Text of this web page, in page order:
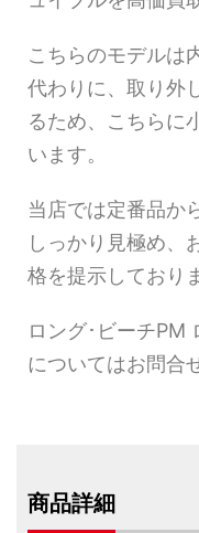
こちらのモデルは
代わりに、取り外
るため、こちらに
います。
当店では定番品か
しっかり見極め、
格を提示しており
ロング･ビーチPM
についてはお問合
商品詳細